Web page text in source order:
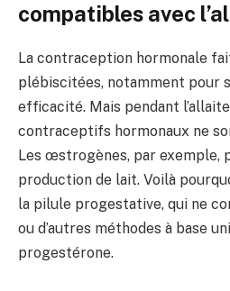
compatibles avec
La contraception hormonale
plébiscitées, notamment pour
efficacité. Mais pendant
contraceptifs hormonaux ne
Les œstrogènes, par exemple,
production de lait. Voilà
la pilule progestative, qui ne
ou d’autres méthodes à base
progestérone.